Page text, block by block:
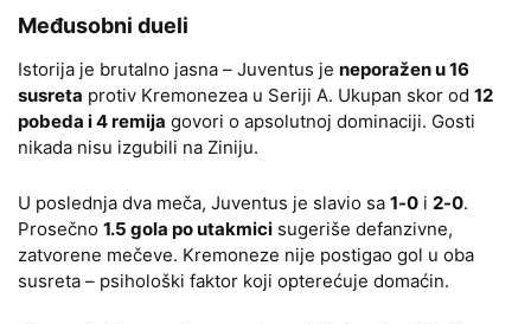
Međusobni dueli
Istorija je brutalno jasna – Juventus je neporažen u 16
susreta protiv Kremonezea u Seriji A. Ukupan skor od 12
pobeda i 4 remija govori o apsolutnoj dominaciji. Gosti
nikada nisu izgubili na Ziniju.
U poslednja dva meča, Juventus je slavio sa 1-0 i 2-0.
Prosečno 1.5 gola po utakmici sugeriše defanzivne,
zatvorene mečeve. Kremoneze nije postigao gol u oba
susreta – psihološki faktor koji opterećuje domaćin.